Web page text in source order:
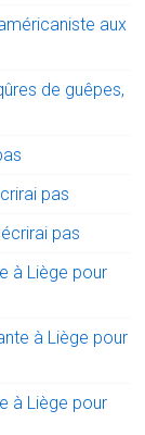
aux
de guêpes,
pas
pas
à Liège pour
à Liège pour
à Liège pour